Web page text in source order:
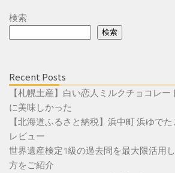
検索
検索
Recent Posts
【札幌土産】白い恋人ミルクチョコレ
に美味しかった
【北海道ふるさと納税】浜中町 浜ゆでた
レビュー
世界遺産検定1級の過去問を最大限活用
方をご紹介